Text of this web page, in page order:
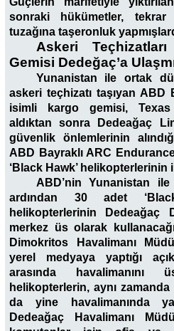
sonraki hükümetler, tekrar
tuzağına taşeronluk
Askeri
Gemisi Dedeğaç’a
Yunanistan ile ortak
askeri teçhizatı taşıyan ABD
isimli kargo gemisi, Texas
aldıktan sonra Dedeağaç
güvenlik önlemlerinin
ABD Bayraklı ARC
‘Black Hawk’ helikopterlerinin
ABD’nin Yunanistan
ardından 30 adet
helikopterlerinin Dedeağaç
merkez üs olarak
Dimokritos Havalimanı
yerel medyaya yaptığı
arasında
helikopterlerin, aynı zamanda
da yine havalimanında
Dedeağaç Havalimanı